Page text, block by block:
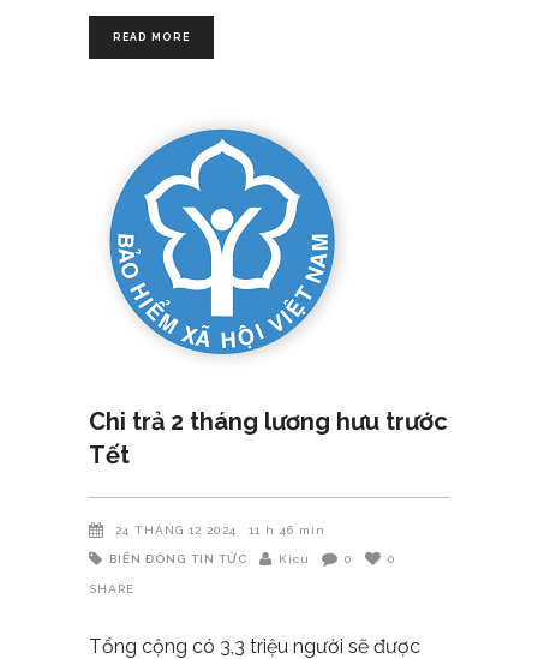
READ MORE
Chi trả 2 tháng lương hưu trước
Tết
24 THÁNG 12 2024 11 h 46 min
BIỂN ĐÔNG TIN TỨC Kicu 0 0
SHARE
Tổng cộng có 3,3 triệu người sẽ được